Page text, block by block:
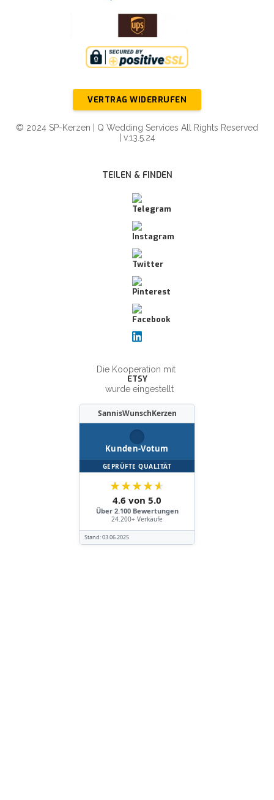
VERTRAG WIDERRUFEN
© 2024 SP-Kerzen | Q Wedding Services All Rights Reserved
| v.13.5.24
TEILEN & FINDEN
Die Kooperation mit
ETSY
wurde eingestellt
SannisWunschKerzen
Kunden-Votum
GEPRÜFTE QUALITÄT
★★★★★
4.6 von 5.0
Über 2.100 Bewertungen
24.200+ Verkäufe
Stand:03.06.2025